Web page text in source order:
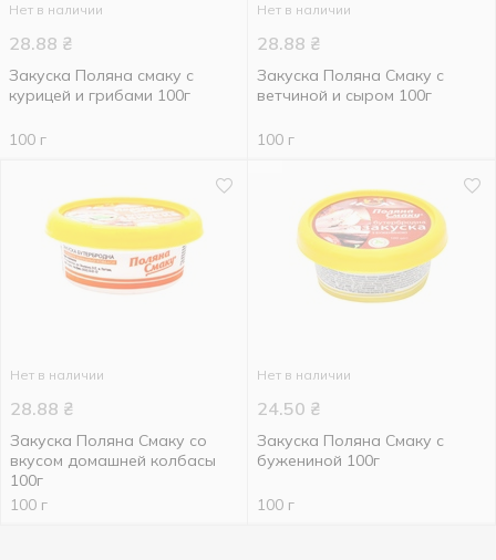
Нет в наличии
28.88 ₴
Закуска Поляна смаку с
курицей и грибами 100г
100 г
Нет в наличии
28.88 ₴
Закуска Поляна Смаку с
ветчиной и сыром 100г
100 г
Нет в наличии
28.88 ₴
Закуска Поляна Смаку со
вкусом домашней колбасы
100г
100 г
Нет в наличии
24.50 ₴
Закуска Поляна Смаку с
бужениной 100г
100 г